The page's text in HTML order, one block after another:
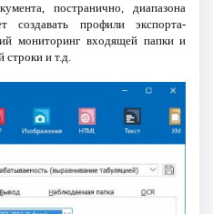
постранично, диапазона
создавать профили экспорта-
мониторинг входящей папки и
строки и т.д.